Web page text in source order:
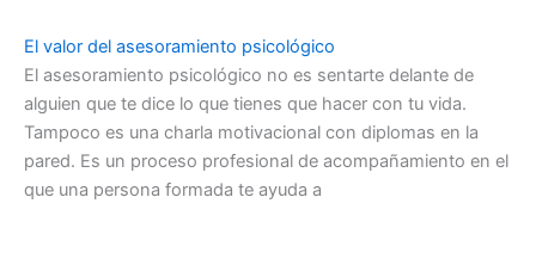
El valor del asesoramiento psicológico
El asesoramiento psicológico no es sentarte delante de
alguien que te dice lo que tienes que hacer con tu vida.
Tampoco es una charla motivacional con diplomas en la
pared. Es un proceso profesional de acompañamiento en el
que una persona formada te ayuda a